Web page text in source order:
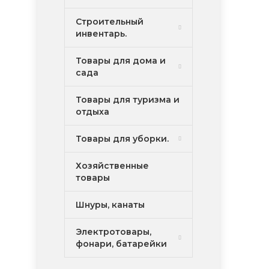
Строительный
инвентарь.
Товары для дома и
сада
Товары для туризма и
отдыха
Товары для уборки.
Хозяйственные
товары
Шнуры, канаты
Электротовары,
фонари, батарейки